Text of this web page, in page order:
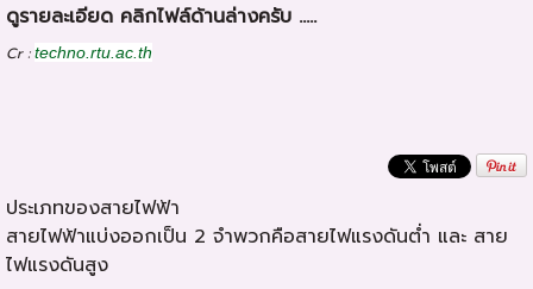
ดูรายละเอียด คลิกไฟล์ด้านล่างครับ .....
Cr :techno.rtu.ac.th
ประเภทของสายไฟฟ้า
สายไฟฟ้าแบ่งออกเป็น 2 จำพวกคือสายไฟแรงดันต่ำ และ สาย
ไฟแรงดันสูง